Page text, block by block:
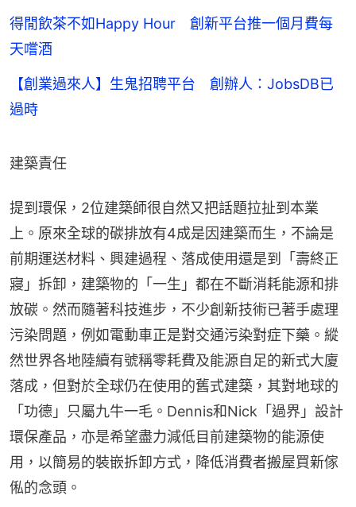
得閒飲茶不如Happy Hour 創新平台推一個月費每
天嚐酒
【創業過來人】生鬼招聘平台 創辦人：JobsDB已
過時
建築責任
提到環保，2位建築師很自然又把話題拉扯到本業
上。原來全球的碳排放有4成是因建築而生，不論是
前期運送材料、興建過程、落成使用還是到「壽終正
寢」拆卸，建築物的「一生」都在不斷消耗能源和排
放碳。然而隨著科技進步，不少創新技術已著手處理
污染問題，例如電動車正是對交通污染對症下藥。縱
然世界各地陸續有號稱零耗費及能源自足的新式大廈
落成，但對於全球仍在使用的舊式建築，其對地球的
「功德」只屬九牛一毛。Dennis和Nick「過界」設計
環保產品，亦是希望盡力減低目前建築物的能源使
用，以簡易的裝嵌拆卸方式，降低消費者搬屋買新傢
俬的念頭。